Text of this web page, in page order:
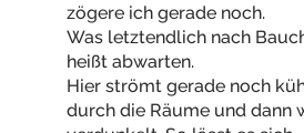
zögere ich gerade noch.
Was letztendlich nach
heißt abwarten.
Hier strömt gerade noch
durch die Räume und dann